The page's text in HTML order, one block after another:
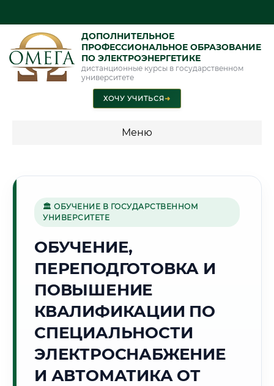
ДОПОЛНИТЕЛЬНОЕ
ПРОФЕССИОНАЛЬНОЕ ОБРАЗОВАНИЕ
ПО ЭЛЕКТРОЭНЕРГЕТИКЕ
дистанционные курсы в государственном
университете
ХОЧУ УЧИТЬСЯ➜
Меню
🌸
Г. СТАВРОПОЛЬ
Точное местное время:
08:07:37
Пятница, 7 Августа
2026 г.
Погода в г. Ставрополь: ☀️ +20°C,Ясно
🌅 Восход:05:04 🌇 Закат:
🏛 ОБУЧЕНИЕ В ГОСУДАРСТВЕННОМ
УНИВЕРСИТЕТЕ
ОБУЧЕНИЕ,
ПЕРЕПОДГОТОВКА И
ПОВЫШЕНИЕ
КВАЛИФИКАЦИИ ПО
СПЕЦИАЛЬНОСТИ
ЭЛЕКТРОСНАБЖЕНИЕ
И АВТОМАТИКА ОТ